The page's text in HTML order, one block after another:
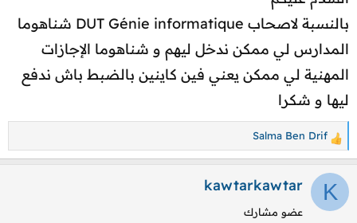
مباريات DEUG / Licence
تنبيه من إدارة توجيه نت :
الموضوع حصري و خاص فقط
بتوجيه نت.نت
( ولا يسمح بالنقل لمواقع أخرى )
مشاهدة المرفق 3611
نظرا للتساؤلات المطروحة حول عدد المقاعد المخصصة
للمدارس العليا المهندسين ( EMI- EHTP- ENIM-
بالنسبة لاصحاب DUT Génie informatique شناهوما
المدارس لي ممكن ندخل ليهم و شناهوما الإجازات
المهنية لي ممكن يعني فين كاينين بالضبط باش ندفع
ليها و شكرا
ا
ل
ت
Salma Ben Drif
K
kawtarkawtar
عضو مشارك